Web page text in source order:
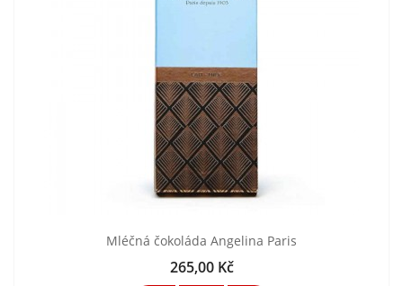
Mléčná čokoláda Angelina Paris
Cena
265,00 Kč